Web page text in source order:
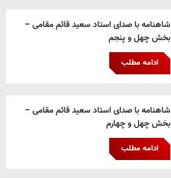
شاهنامه با صدای استاد سعید قائم‌ مقامی –
بخش چهل و پنجم
ادامه مطلب
شاهنامه با صدای استاد سعید قائم‌ مقامی –
بخش چهل و چهارم
ادامه مطلب